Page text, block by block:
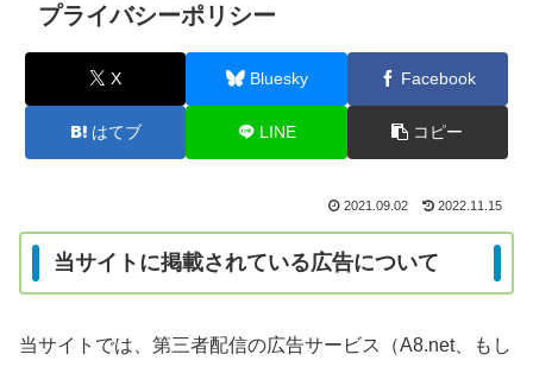
プライバシーポリシー
X Bluesky Facebook
はてブ LINE コピー
2021.09.02 2022.11.15
当サイトに掲載されている広告について
当サイトでは、第三者配信の広告サービス（A8.net、もし